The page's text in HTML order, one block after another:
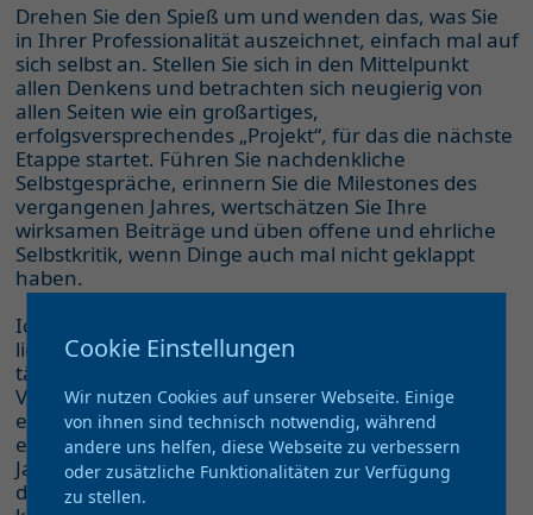
Drehen Sie den Spieß um und wenden das, was Sie
in Ihrer Professionalität auszeichnet, einfach mal auf
sich selbst an. Stellen Sie sich in den Mittelpunkt
allen Denkens und betrachten sich neugierig von
allen Seiten wie ein großartiges,
erfolgsversprechendes „Projekt“, für das die nächste
Etappe startet. Führen Sie nachdenkliche
Selbstgespräche, erinnern Sie die Milestones des
vergangenen Jahres, wertschätzen Sie Ihre
wirksamen Beiträge und üben offene und ehrliche
Selbstkritik, wenn Dinge auch mal nicht geklappt
haben.
Ich verspreche Ihnen, kostbare Tage und Stunden
liegen vor Ihnen. Sie werden feststellen, dass im
täglichen Getriebe so manches schon ganz in
Vergessenheit geraten ist, was kurzfristig so wichtig
erschien: „Wie war es doch gerade bei den
erfolgreichen Vertragsverhandlungen im letzten
Januar?“ – „Welche Erkenntnisse und
durchgreifenden Veränderungen hat der
Cookie Einstellungen
Wir nutzen Cookies auf unserer Webseite. Einige
von ihnen sind technisch notwendig, während
andere uns helfen, diese Webseite zu verbessern
oder zusätzliche Funktionalitäten zur Verfügung
zu stellen.